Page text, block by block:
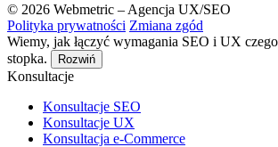
© 2026 Webmetric – Agencja UX/SEO
Polityka prywatności Zmiana zgód
Wiemy, jak łączyć wymagania SEO i UX
stopka.
Rozwiń
Konsultacje
Konsultacje SEO
Konsultacje UX
Konsultacja e-Commerce